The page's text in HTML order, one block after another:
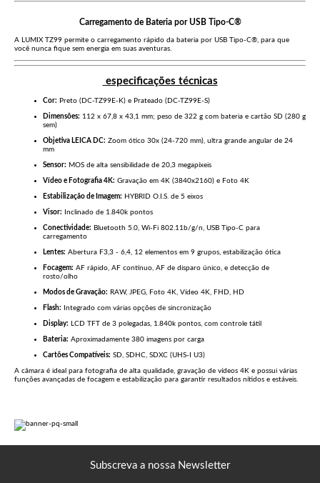
Carregamento de Bateria por USB Tipo-C®
A LUMIX TZ99 permite o carregamento rápido da bateria por USB Tipo-C®, para que
você nunca fique sem energia em suas aventuras.
especificações técnicas
Cor: Preto (DC-TZ99E-K) e Prateado (DC-TZ99E-S)
Dimensões: 112 x 67,8 x 43,1 mm; peso de 322 g com bateria e cartão SD (280 g
sem)
Objetiva LEICA DC: Zoom ótico 30x (24-720 mm), ultra grande angular de 24
mm
Sensor: MOS de alta sensibilidade de 20,3 megapíxeis
Vídeo e Fotografia 4K: Gravação em 4K (3840x2160) e Foto 4K
Estabilização de Imagem: HYBRID O.I.S. de 5 eixos
Visor: Inclinado de 1.840k pontos
Conectividade: Bluetooth 5.0, Wi-Fi 802.11b/g/n, USB Tipo-C para
carregamento
Lentes: Abertura F3,3 - 6,4, 12 elementos em 9 grupos, estabilização ótica
Focagem: AF rápido, AF contínuo, AF de disparo único, e detecção de
rosto/olho
Modos de Gravação: RAW, JPEG, Foto 4K, Vídeo 4K, FHD, HD
Flash: Integrado com várias opções de sincronização
Display: LCD TFT de 3 polegadas, 1.840k pontos, com controle tátil
Bateria: Aproximadamente 380 imagens por carga
Cartões Compatíveis: SD, SDHC, SDXC (UHS-I U3)
A câmara é ideal para fotografia de alta qualidade, gravação de vídeos 4K e possui várias
funções avançadas de focagem e estabilização para garantir resultados nítidos e estáveis.
Subscreva a nossa Newsletter